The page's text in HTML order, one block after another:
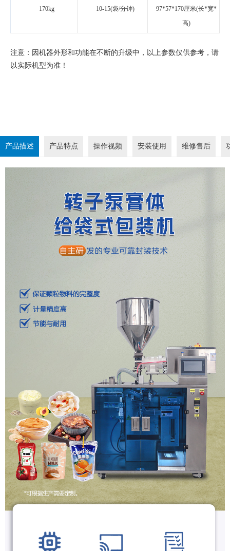
170kg 10-15(袋/分钟)
97*57*170厘米(长*宽*
高)
注意：因机器外形和功能在不断的升级中，以上参数仅供参考，请
以实际机型为准！
产品描述 产品特点 操作视频 安装使用 维修售后